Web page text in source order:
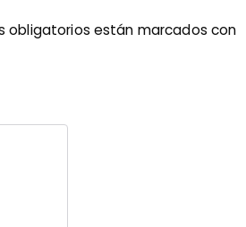
obligatorios están marcados con